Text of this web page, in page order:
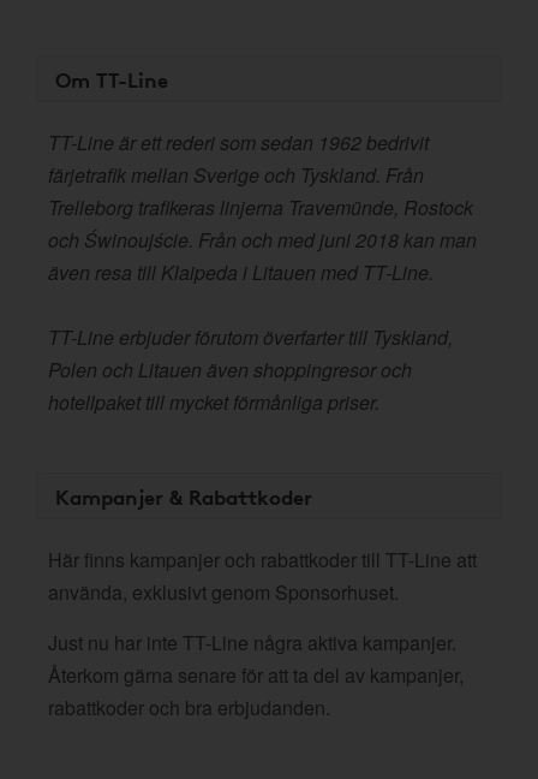
Om TT-Line
TT-Line är ett rederi som sedan 1962 bedrivit
färjetrafik mellan Sverige och Tyskland. Från
Trelleborg trafikeras linjerna Travemünde, Rostock
och Świnoujście. Från och med juni 2018 kan man
även resa till Klaipeda i Litauen med TT-Line.
TT-Line erbjuder förutom överfarter till Tyskland,
Polen och Litauen även shoppingresor och
hotellpaket till mycket förmånliga priser.
Kampanjer & Rabattkoder
Här finns kampanjer och rabattkoder till TT-Line att
använda, exklusivt genom Sponsorhuset.
Just nu har inte TT-Line några aktiva kampanjer.
Återkom gärna senare för att ta del av kampanjer,
rabattkoder och bra erbjudanden.